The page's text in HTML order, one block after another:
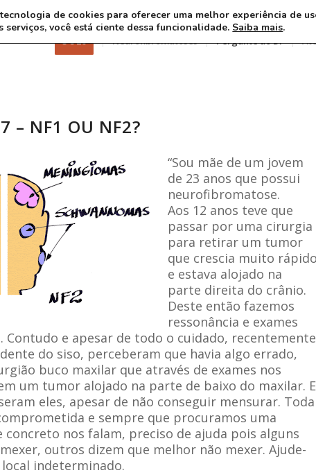
3 8 26 Neurofibromatoses Pergunte ao Dr
– NF1 OU NF2?
“Sou mãe de um jovem
de 23 anos que possui
neurofibromatose.
Aos 12 anos teve que
passar por uma cirurgia
para retirar um tumor
que crescia muito rápido
e estava alojado na
parte direita do crânio.
Deste então fazemos
ressonância e exames
Contudo e apesar de todo o cuidado, recentemente
do siso, perceberam que havia algo errado,
buco maxilar que através de exames nos
um tumor alojado na parte de baixo do maxilar. E
eles, apesar de não conseguir mensurar. Toda
e sempre que procuramos uma
concreto nos falam, preciso de ajuda pois alguns
outros dizem que melhor não mexer. Ajude-
local indeterminado.
de cookies para oferecer uma melhor experiência de
serviços, você está ciente dessa funcionalidade. Saiba mais.